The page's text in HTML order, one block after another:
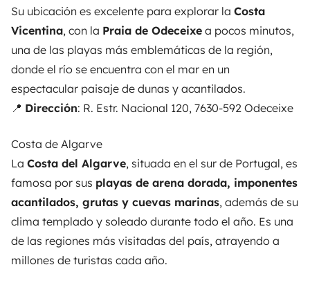
Su ubicación es excelente para explorar la Costa
Vicentina, con la Praia de Odeceixe a pocos minutos,
una de las playas más emblemáticas de la región,
donde el río se encuentra con el mar en un
espectacular paisaje de dunas y acantilados.
📍 Dirección: R. Estr. Nacional 120, 7630-592 Odeceixe
Costa de Algarve
La Costa del Algarve, situada en el sur de Portugal, es
famosa por sus playas de arena dorada, imponentes
acantilados, grutas y cuevas marinas, además de su
clima templado y soleado durante todo el año. Es una
de las regiones más visitadas del país, atrayendo a
millones de turistas cada año.